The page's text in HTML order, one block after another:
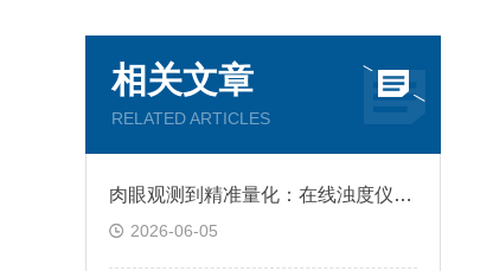
相关文章
RELATED ARTICLES
肉眼观测到精准量化：在线浊度仪实现对水体浑浊状态的实时监控
2026-06-05